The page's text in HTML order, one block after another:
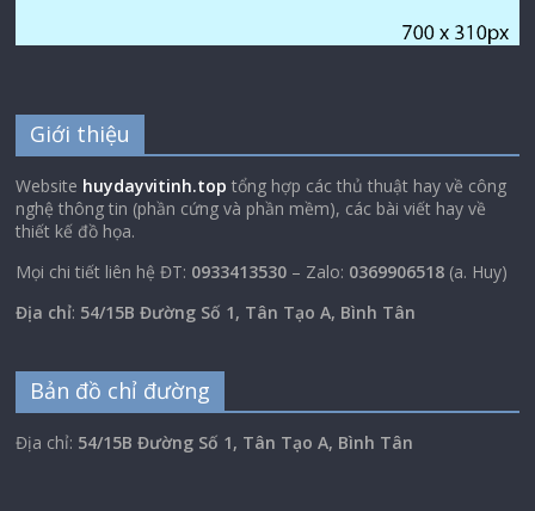
Giới thiệu
Website huydayvitinh.top tổng hợp các thủ thuật hay về công
nghệ thông tin (phần cứng và phần mềm), các bài viết hay về
thiết kế đồ họa.
Mọi chi tiết liên hệ ĐT: 0933413530 – Zalo: 0369906518 (a. Huy)
Địa chỉ: 54/15B Đường Số 1, Tân Tạo A, Bình Tân
Bản đồ chỉ đường
Địa chỉ: 54/15B Đường Số 1, Tân Tạo A, Bình Tân